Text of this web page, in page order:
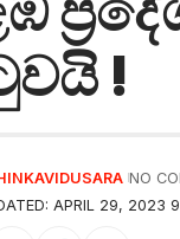
!
APRIL 29, 2023
NO